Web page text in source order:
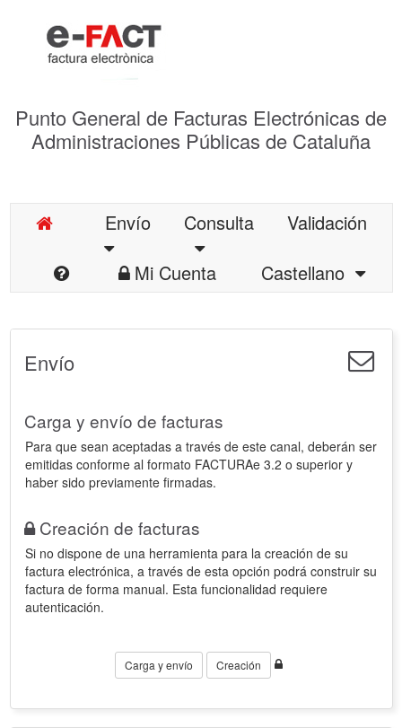
Punto General de Facturas Electrónicas de
Administraciones Públicas de Cataluña
Envío Consulta
Validación
Mi Cuenta
Castellano
Envío
Carga y envío de facturas
Para que sean aceptadas a través de este canal, deberán ser
emitidas conforme al formato FACTURAe 3.2 o superior y
haber sido previamente firmadas.
Creación de facturas
Si no dispone de una herramienta para la creación de su
factura electrónica, a través de esta opción podrá construir su
factura de forma manual. Esta funcionalidad requiere
autenticación.
Carga y envío Creación